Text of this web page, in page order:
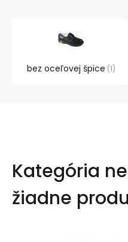
bez oceľovej špice 1
Kategória
žiadne